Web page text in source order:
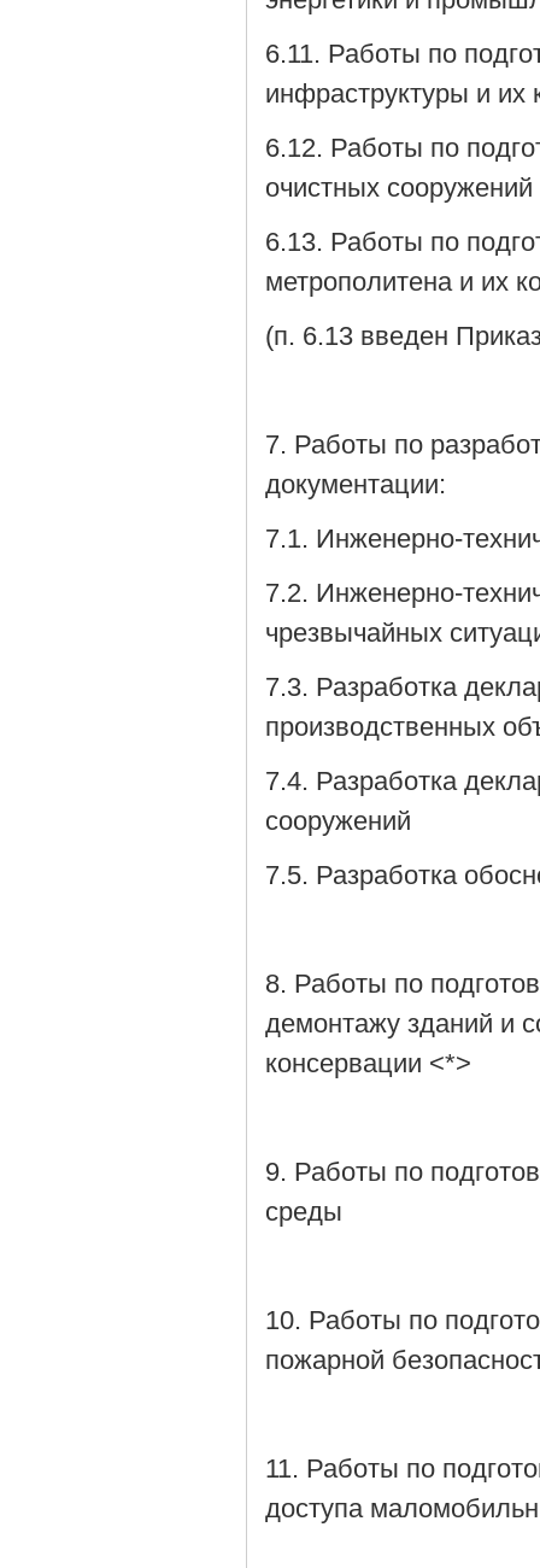
6.11. Работы по
инфраструктуры и их
6.12. Работы по
очистных
6.13. Работы по
метрополитена и их
(п. 6.13 введен
7. Работы по
документации:
7.1. Инженерно-
7.2. Инженерно-
чрезвычайных
7.3. Разработка
производственных
7.4. Разработка
сооружений
7.5. Разработка
8. Работы по
демонтажу зданий и
консервации <*>
9. Работы по
среды
10. Работы по
пожарной
11. Работы по
доступа